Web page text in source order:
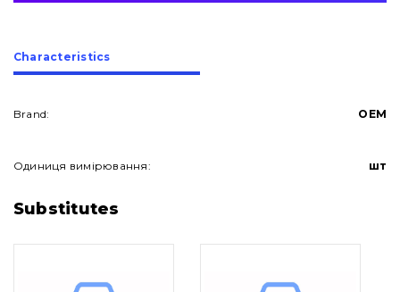
Contacts
Сharacteristics
Brand: OEM
Одиниця вимірювання: шт
Substitutes